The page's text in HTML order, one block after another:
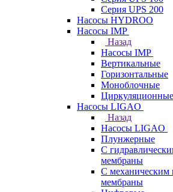
Серия UPS 200
Насосы HYDROO
Насосы IMP
Назад
Насосы IMP
Вертикальные
Горизонтальные
Моноблочные
Циркуляционные
Насосы LIGAO
Назад
Насосы LIGAO
Плунжерные
С
мембраны
С механическим
мембраны